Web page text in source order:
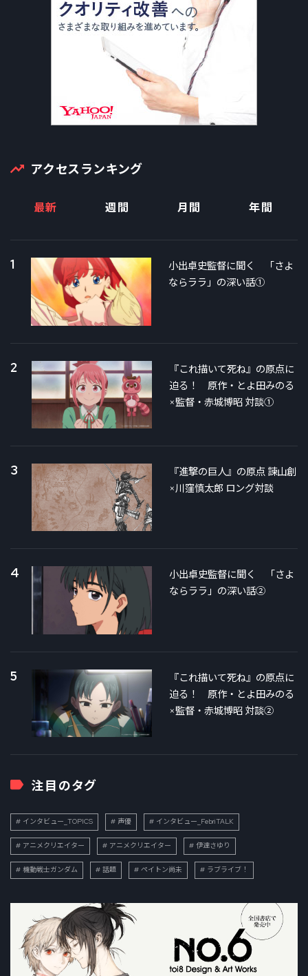
アクセスランキング
最新 週間 月間 年間
1
小出卓史監督に聞く 「さよ
ならララ」の深い話①
2
『これ描いて死ね』の原点に
迫る！ 原作・とよ田みのる
×監督・赤城博昭 対談①
3
『進撃の巨人』の原点 諫山創
×川窪慎太郎 ロング対談
4
小出卓史監督に聞く 「さよ
ならララ」の深い話②
5
『これ描いて死ね』の原点に
迫る！ 原作・とよ田みのる
×監督・赤城博昭 対談②
注目のタグ
インタビュー_TOPICS 声優 インタビュー_FebriTALK
アニメクリエイター アニメクリエイター 伊達さゆり
機動戦士ガンダム 話題 ペイトン尚未 ラブライブ！